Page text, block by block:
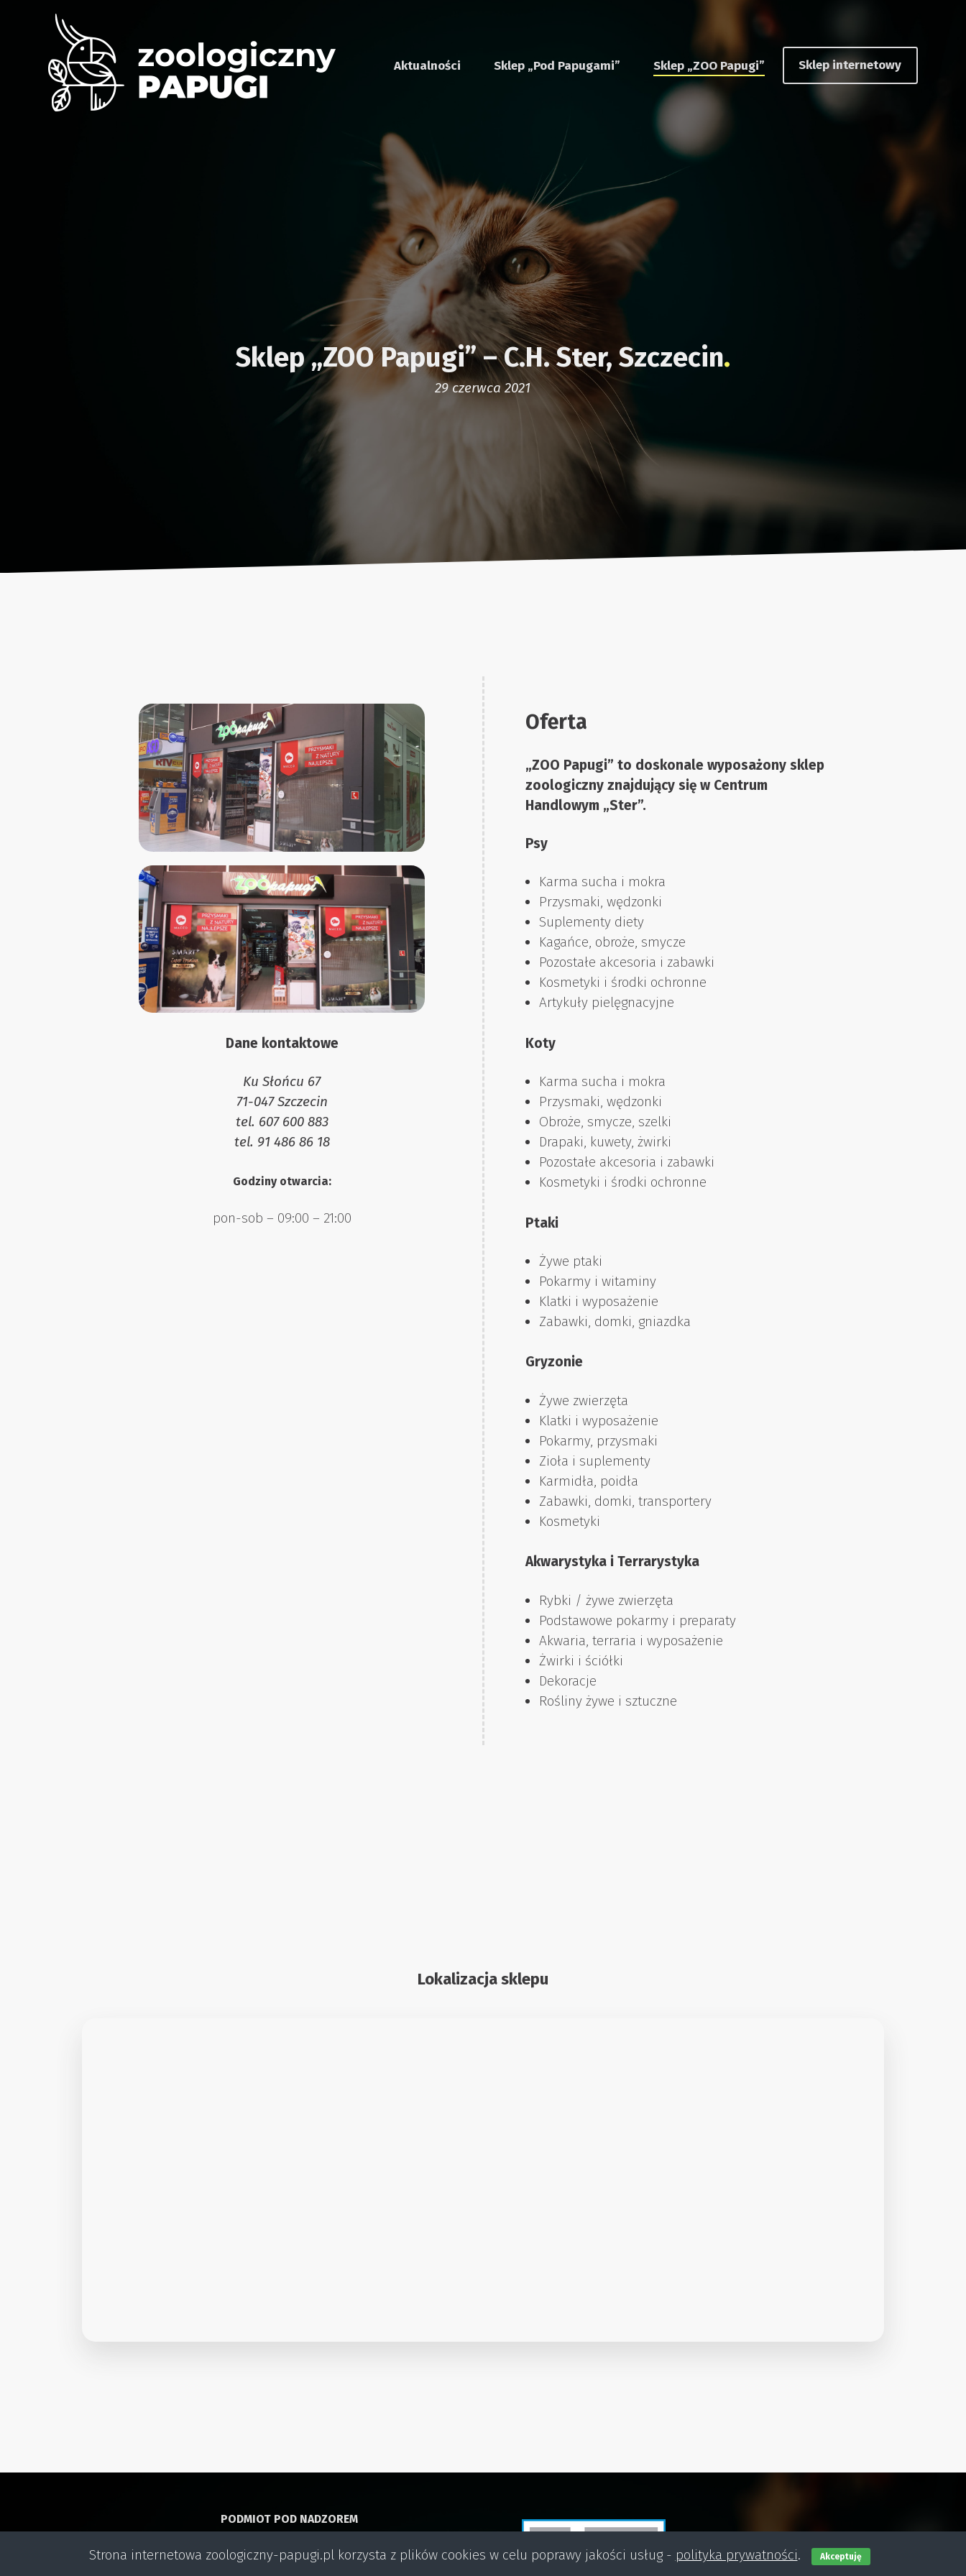
Aktualności Sklep „Pod Papugami” Sklep „ZOO Papugi” Sklep internetowy
Sklep „ZOO Papugi” – C.H. Ster, Szczecin
29 czerwca 2021
Dane kontaktowe
Ku Słońcu 67
71-047 Szczecin
tel. 607 600 883
tel. 91 486 86 18
Godziny otwarcia:
pon-sob – 09:00 – 21:00
Oferta
„ZOO Papugi” to doskonale wyposażony sklep
zoologiczny znajdujący się w Centrum
Handlowym „Ster”.
Psy
Karma sucha i mokra
Przysmaki, wędzonki
Suplementy diety
Kagańce, obroże, smycze
Pozostałe akcesoria i zabawki
Kosmetyki i środki ochronne
Artykuły pielęgnacyjne
Koty
Karma sucha i mokra
Przysmaki, wędzonki
Obroże, smycze, szelki
Drapaki, kuwety, żwirki
Pozostałe akcesoria i zabawki
Kosmetyki i środki ochronne
Ptaki
Żywe ptaki
Pokarmy i witaminy
Klatki i wyposażenie
Zabawki, domki, gniazdka
Gryzonie
Żywe zwierzęta
Klatki i wyposażenie
Pokarmy, przysmaki
Zioła i suplementy
Karmidła, poidła
Zabawki, domki, transportery
Kosmetyki
Akwarystyka i Terrarystyka
Rybki / żywe zwierzęta
Podstawowe pokarmy i preparaty
Akwaria, terraria i wyposażenie
Żwirki i ściółki
Dekoracje
Rośliny żywe i sztuczne
Lokalizacja sklepu
PODMIOT POD NADZOREM
Wojewódzki Inspektorat Weterynarii
Strona internetowa zoologiczny-papugi.pl korzysta z plików cookies w celu poprawy jakości usług - polityka prywatności. Akceptuję